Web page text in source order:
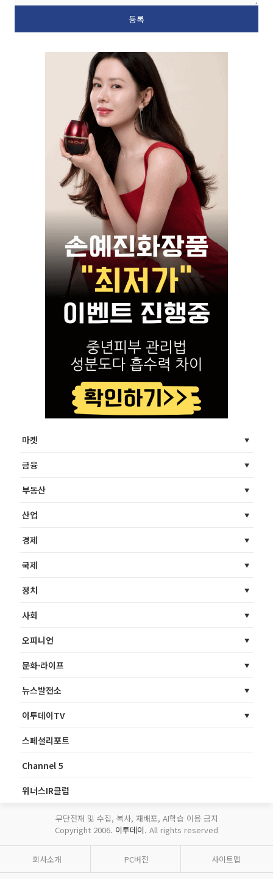
마켓
금융
부동산
산업
경제
국제
정치
사회
오피니언
문화·라이프
뉴스발전소
이투데이TV
스페셜리포트
Channel 5
위너스IR클럽
무단전재 및 수집, 복사, 재배포, AI학습 이용 금지
Copyright 2006. 이투데이. All rights reserved
회사소개 PC버전 사이트맵